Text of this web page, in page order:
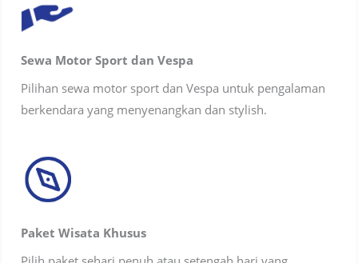
Sewa Motor Sport dan Vespa
Pilihan sewa motor sport dan Vespa untuk pengalaman
berkendara yang menyenangkan dan stylish.
Paket Wisata Khusus